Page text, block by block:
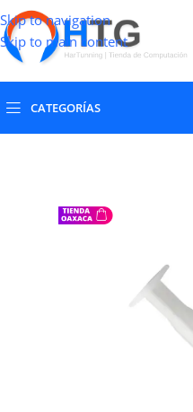
Skip to navigation
Skip to main content
CATEGORÍAS